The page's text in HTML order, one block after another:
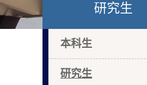
研究生
本科生
研究生